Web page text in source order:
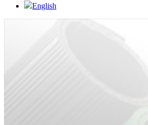
English